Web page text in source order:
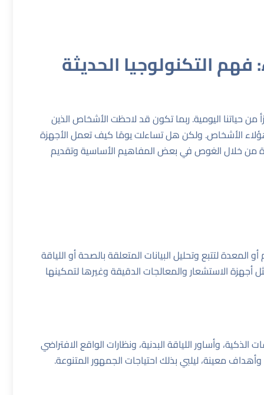
فهم التكنولوجيا الحديثة
من حياتنا اليومية. ربما تكون قد لاحظت الأشخاص الذين
هؤلاء الأشخاص. ولكن هل تساءلت يومًا كيف تعمل الأجهزة
من خلال الغوص في بعض المفاهيم الأساسية وتقديم
المعدة لتتبع وتحليل البيانات المتعلقة بالصحة أو اللياقة
أجهزة الاستشعار والمعالجات الدقيقة وغيرها لتمكينها
وأساور اللياقة البدنية، ونظارات الواقع الافتراضي
معينة، ليلبي بذلك احتياجات الجمهور المتنوعة.